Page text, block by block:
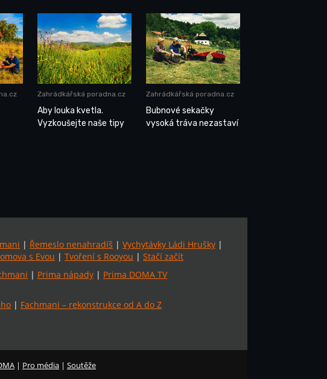
Zahrádkářská poradna.cz
Aby louka kvetla.
Vyzkoušejte naše tipy
Zahrádkářská poradna.cz
Bubnové sekačky
vysoká tráva nezastaví
| Řemeslo nenahradíš | Vychytávky Ládi Hrušky |
s Evou | Tvoření s Rooyou | Stačí začít
| Prima nápady | Prima DOMA TV
| Fachmani – rekonstrukce od A do Z
| Pro média | Soutěže